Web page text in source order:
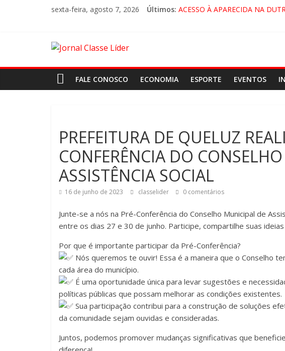
sexta-feira, agosto 7, 2026 Últimos: ACESSO À APARECIDA NA
FALE CONOSCO ECONOMIA ESPORTE EVENTOS
PREFEITURA DE QUELUZ
CONFERÊNCIA DO
ASSISTÊNCIA SOCIAL
16 de junho de 2023 classelider 0 comentários
Junte-se a nós na Pré-Conferência do Conselho Municipal de
entre os dias 27 e 30 de junho. Participe, compartilhe suas
Por que é importante participar da Pré-Conferência?
Nós queremos te ouvir! Essa é a maneira que o Conselho
cada área do município.
É uma oportunidade única para levar sugestões e
políticas públicas que possam melhorar as condições existentes.
Sua participação contribui para a construção de soluções
da comunidade sejam ouvidas e consideradas.
Juntos, podemos promover mudanças significativas que